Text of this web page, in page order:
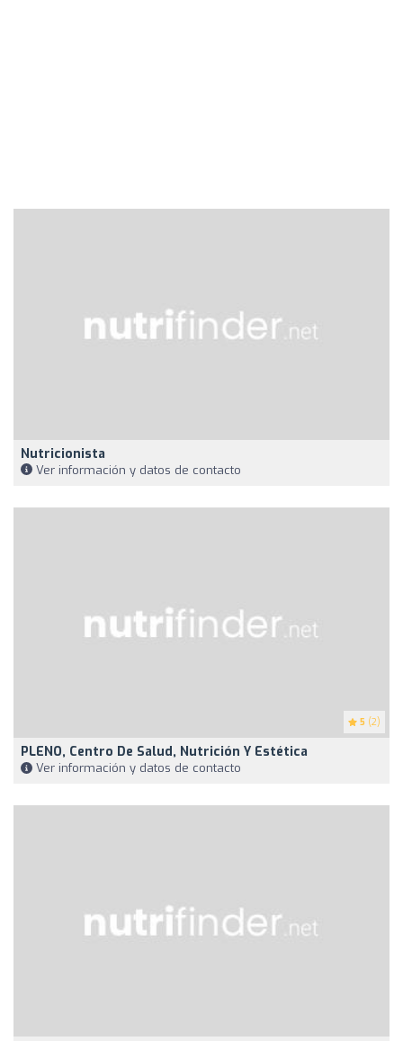
Nutricionista
Ver información y datos de contacto
5 (2)
PLENO, Centro De Salud, Nutrición Y Estética
Ver información y datos de contacto